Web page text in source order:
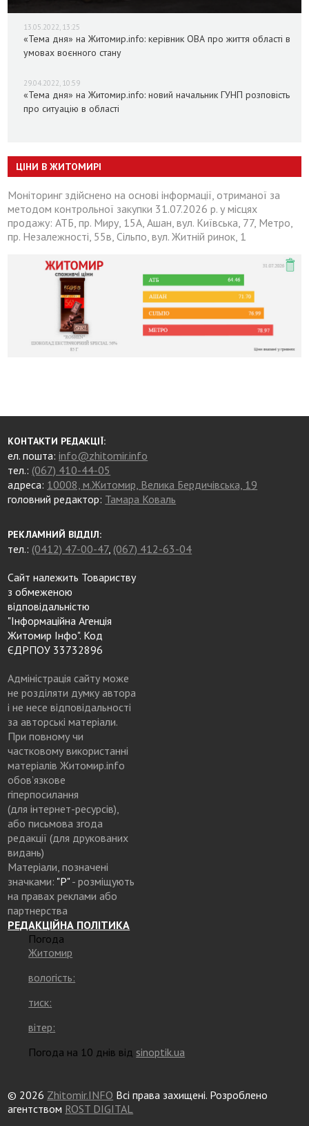
13.05.2022, 13:25
«Тема дня» на Житомир.info: керівник ОВА про життя області в
умовах воєнного стану
29.04.2022, 10:59
«Тема дня» на Житомир.info: новий начальник ГУНП розповість
про ситуацію в області
ЦІНИ В ЖИТОМИРІ
Моніторинг здійснено на основі інформації, отриманої за
методом контрольної закупки 31.07.2026 р. у місцях
продажу: АТБ, пр. Миру, 15А, Ашан, вул. Київська, 77, Метро,
пр. Незалежності, 55в, Сільпо, вул. Житній ринок, 1
КОНТАКТИ РЕДАКЦІЇ:
ел. пошта:info@zhitomir.info
тел.: (067) 410-44-05
адреса: 10008, м.Житомир, Велика Бердичівська, 19
головний редактор: Тамара Коваль
РЕКЛАМНИЙ ВІДДІЛ:
тел.: (0412) 47-00-47, (067) 412-63-04
Сайт належить Товариству
з обмеженою
відповідальністю
"Інформаційна Агенція
Житомир Інфо". Код
ЄДРПОУ 33732896
Адміністрація сайту може
не розділяти думку автора
і не несе відповідальності
за авторські матеріали.
При повному чи
частковому використанні
матеріалів Житомир.info
обов’язкове
гіперпосилання
(для інтернет-ресурсів),
або письмова згода
редакції (для друкованих
видань)
Матеріали, позначені
значками: "Р"- розміщують
на правах реклами або
партнерства
РЕДАКЦІЙНА ПОЛІТИКА
Погода
Житомир
вологість:
тиск:
вітер:
Погода на 10 днів від sinoptik.ua
© 2026 Zhitomir.INFO Всі права захищені. Розроблено
агентством ROST DIGITAL